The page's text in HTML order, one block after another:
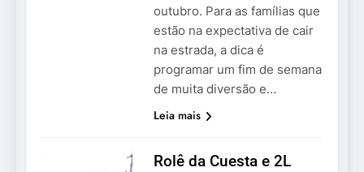
outubro. Para as famílias que
estão na expectativa de cair
na estrada, a dica é
programar um fim de semana
de muita diversão e…
Leia mais
Rolê da Cuesta e 2L